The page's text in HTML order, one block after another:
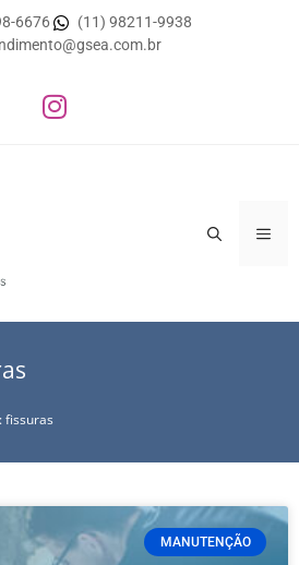
6676
(11) 98211-9938
fissuras
MANUTENÇÃO